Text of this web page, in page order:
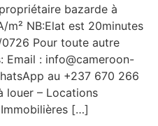
bazarde à
m² NB:Elat est 20minutes
Pour toute autre
Email : info@cameroon-
au +237 670 266
louer – Locations
[…]